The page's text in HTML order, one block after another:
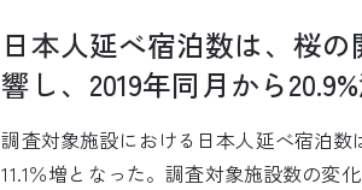
日本人延べ宿泊数は、桜
響し、2019年同月から
調査対象施設における日本人延べ宿泊数
11.1％増となった。調査対象施設数の変